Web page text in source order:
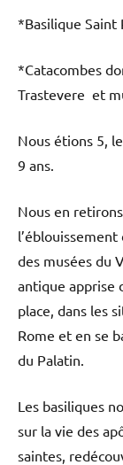
*Basilique Saint
*Catacombes
Trastevere et
Nous étions 5,
9 ans.
Nous en
des musées du
antique apprise
place, dans les
Rome et en se
du Palatin.
Les basiliques
sur la vie des
saintes,